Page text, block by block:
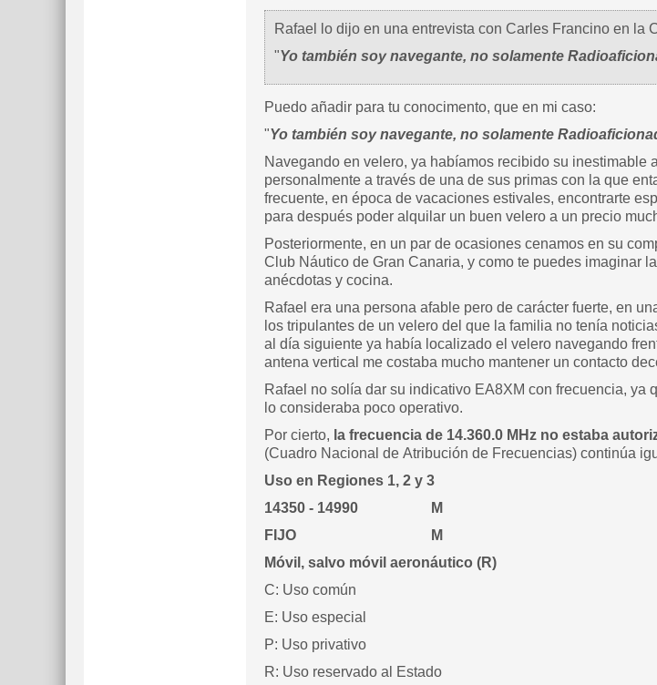
Rafael lo dijo en una entrevista con Carles Francino en la
"Yo también soy navegante, no solamente
Puedo añadir para tu conocimento, que en mi caso:
"Yo también soy navegante, no solamente
Navegando en velero, ya habíamos recibido su
personalmente a través de una de sus primas con la que
frecuente, en época de vacaciones estivales, encontrarte
para después poder alquilar un buen velero a un precio
Posteriormente, en un par de ocasiones cenamos en su
Club Náutico de Gran Canaria, y como te puedes imaginar
anécdotas y cocina.
Rafael era una persona afable pero de carácter fuerte, en
los tripulantes de un velero del que la familia no tenía
al día siguiente ya había localizado el velero navegando
antena vertical me costaba mucho mantener un contacto
Rafael no solía dar su indicativo EA8XM con frecuencia, ya
lo consideraba poco operativo.
Por cierto, la frecuencia de 14.360.0 MHz no estaba
(Cuadro Nacional de Atribución de Frecuencias) continúa
Uso en Regiones 1, 2 y 3
14350 - 14990 M
FIJO M
Móvil, salvo móvil aeronáutico (R)
C: Uso común
E: Uso especial
P: Uso privativo
R: Uso reservado al Estado